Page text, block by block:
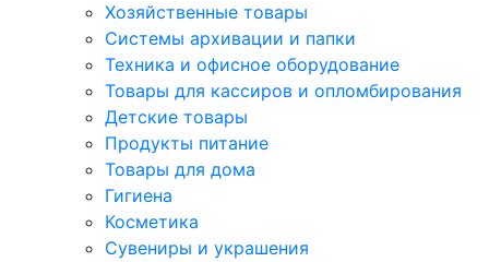
Хозяйственные товары
Системы архивации и папки
Техника и офисное оборудование
Товары для кассиров и опломбирования
Детские товары
Продукты питание
Товары для дома
Гигиена
Косметика
Сувениры и украшения